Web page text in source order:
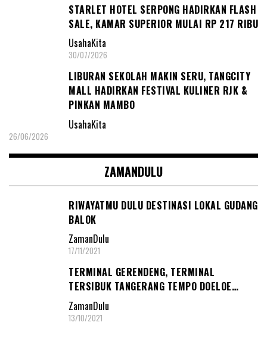
STARLET HOTEL SERPONG HADIRKAN FLASH
SALE, KAMAR SUPERIOR MULAI RP 217 RIBU
UsahaKita
30/07/2026
LIBURAN SEKOLAH MAKIN SERU, TANGCITY
MALL HADIRKAN FESTIVAL KULINER RJK &
PINKAN MAMBO
UsahaKita
26/06/2026
ZAMANDULU
RIWAYATMU DULU DESTINASI LOKAL GUDANG
BALOK
ZamanDulu
17/11/2021
TERMINAL GERENDENG, TERMINAL
TERSIBUK TANGERANG TEMPO DOELOE…
ZamanDulu
13/10/2021